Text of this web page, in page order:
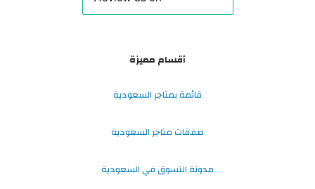
أقسام مميزة
قائمة بمتاجر السعودية
صفقات متاجر السعودية
مدونة التسوق في السعودية